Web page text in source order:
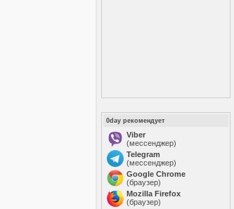
0day рекомендует
Viber
(мессенджер)
Telegram
(мессенджер)
Google Chrome
(браузер)
Mozilla Firefox
(браузер)